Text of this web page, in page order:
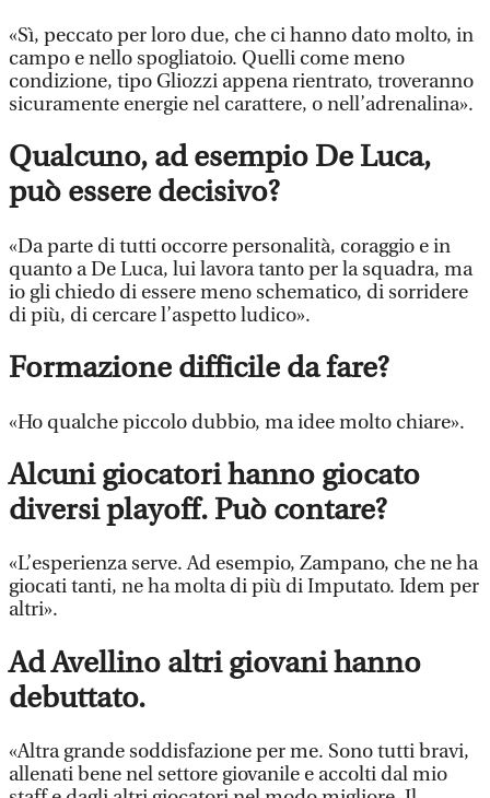
«Sì, peccato per loro due, che ci hanno dato molto, in
campo e nello spogliatoio. Quelli come meno
condizione, tipo Gliozzi appena rientrato, troveranno
sicuramente energie nel carattere, o nell’adrenalina».
Qualcuno, ad esempio De Luca,
può essere decisivo?
«Da parte di tutti occorre personalità, coraggio e in
quanto a De Luca, lui lavora tanto per la squadra, ma
io gli chiedo di essere meno schematico, di sorridere
di più, di cercare l’aspetto ludico».
Formazione difficile da fare?
«Ho qualche piccolo dubbio, ma idee molto chiare».
Alcuni giocatori hanno giocato
diversi playoff. Può contare?
«L’esperienza serve. Ad esempio, Zampano, che ne ha
giocati tanti, ne ha molta di più di Imputato. Idem per
altri».
Ad Avellino altri giovani hanno
debuttato.
«Altra grande soddisfazione per me. Sono tutti bravi,
allenati bene nel settore giovanile e accolti dal mio